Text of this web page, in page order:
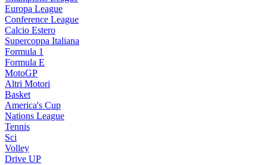
Europa League
Conference League
Calcio Estero
Supercoppa Italiana
Formula 1
Formula E
MotoGP
Altri Motori
Basket
America's Cup
Nations League
Tennis
Sci
Volley
Drive UP